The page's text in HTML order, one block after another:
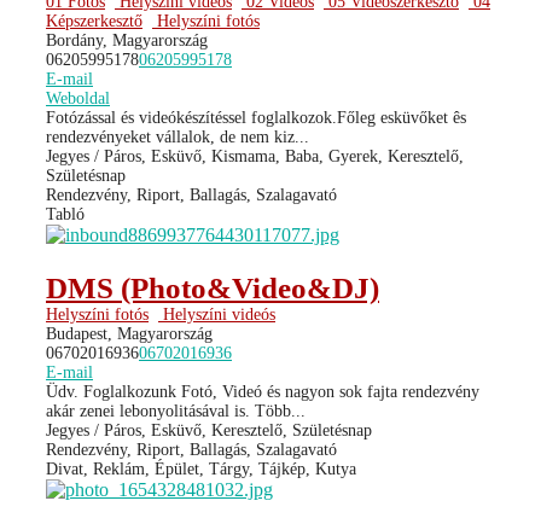
Képszerkesztő
Helyszíni fotós
Bordány, Magyarország
0620599517806205995178
E-mail
Weboldal
Fotózással és videókészítéssel foglalkozok.Főleg esküvőket ês
rendezvényeket vállalok, de nem kiz...
Jegyes / Páros, Esküvő, Kismama, Baba, Gyerek, Keresztelő,
Születésnap
Rendezvény, Riport, Ballagás, Szalagavató
Tabló
DMS (Photo&Video&DJ)
Helyszíni fotós
Helyszíni videós
Budapest, Magyarország
0670201693606702016936
E-mail
Üdv. Foglalkozunk Fotó, Videó és nagyon sok fajta rendezvény
akár zenei lebonyolitásával is. Több...
Jegyes / Páros, Esküvő, Keresztelő, Születésnap
Rendezvény, Riport, Ballagás, Szalagavató
Divat, Reklám, Épület, Tárgy, Tájkép, Kutya